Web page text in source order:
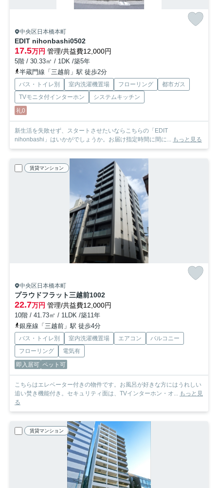
中央区日本橋本町
EDIT nihonbashi0502
17.5万円 管理/共益費12,000円
5階 / 30.33㎡ / 1DK /築5年
半蔵門線「三越前」駅 徒歩2分
バス・トイレ別 室内洗濯機置場 フローリング
都市ガス
TVモニタ付インターホン
システムキッチン
礼0
新生活を失敗せず、スタートさせたいならこちらの「EDIT
nihonbashi」はいかがでしょうか。お届け指定時間に間に... もっと見る
賃貸マンション
中央区日本橋本町
プラウドフラット三越前1002
22.7万円 管理/共益費12,000円
10階 / 41.73㎡ / 1LDK /築11年
銀座線「三越前」駅 徒歩4分
バス・トイレ別 室内洗濯機置場 エアコン
バルコニー
フローリング
電気有
即入居可 ペット可
こちらはエレベーター付きの物件です。お風呂が好きな方にはうれしい
追い焚き機能付き。セキュリティ面は、TVインターホン・オ... もっと見
る
賃貸マンション